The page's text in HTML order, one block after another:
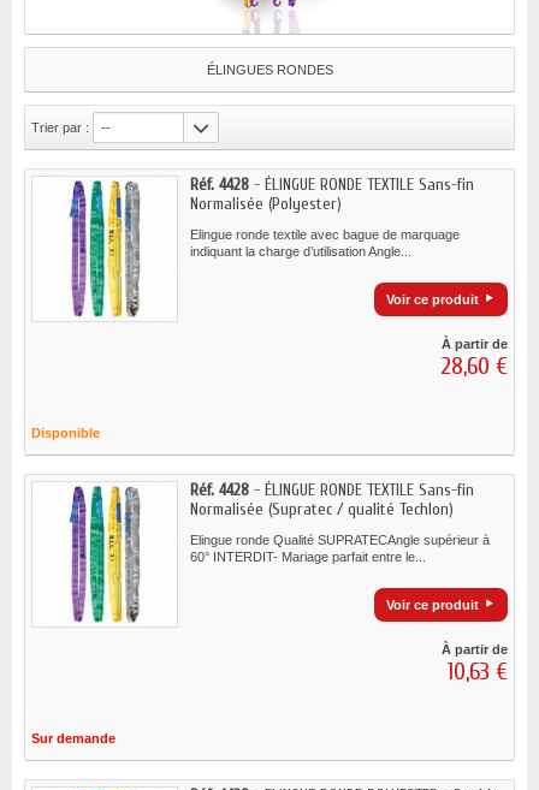
ÉLINGUES RONDES
Trier par : --
Réf. 4428 - ÉLINGUE RONDE TEXTILE Sans-fin
Normalisée (Polyester)
Elingue ronde textile avec bague de marquage
indiquant la charge d’utilisation Angle...
Voir ce produit
À partir de
28,60 €
Disponible
Réf. 4428 - ÉLINGUE RONDE TEXTILE Sans-fin
Normalisée (Supratec / qualité Techlon)
Elingue ronde Qualité SUPRATECAngle supérieur à
60° INTERDIT- Mariage parfait entre le...
Voir ce produit
À partir de
10,63 €
Sur demande